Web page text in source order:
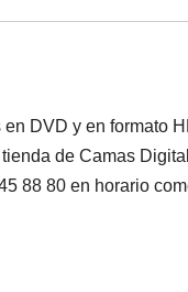
DVD y en formato
de Camas
88 80 en horario